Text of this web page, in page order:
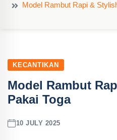
Model Rambut Rapi &
KECANTIKAN
Model Rambut
Pakai Toga
10 JULY 2025